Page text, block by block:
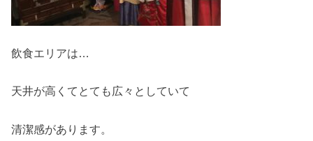
飲食エリアは…
天井が高くてとても広々としていて
清潔感があります。